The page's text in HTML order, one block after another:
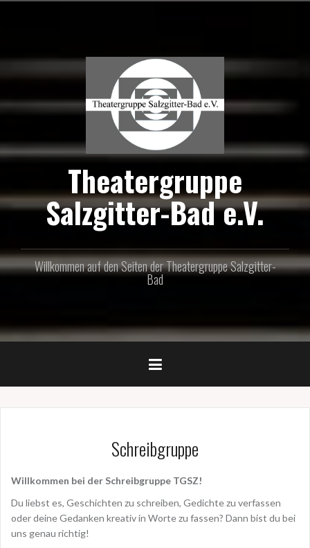
Theatergruppe
Salzgitter-Bad e.V.
Willkommen auf den Seiten der Theatergruppe Salzgitter-
Bad
Schreibgruppe
Willkommen bei der Schreibgruppe TGSZ!
Du liebst es, Geschichten zu schreiben, Gedichte zu verfassen
oder deine Gedanken kreativ in Worte zu fassen? Dann bist du bei
uns genau richtig!